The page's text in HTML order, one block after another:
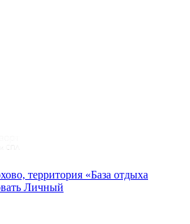
территория «База отдыха
Личный